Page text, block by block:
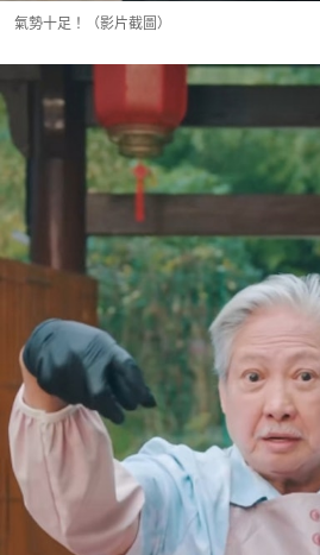
氣勢十足！（影片截圖）